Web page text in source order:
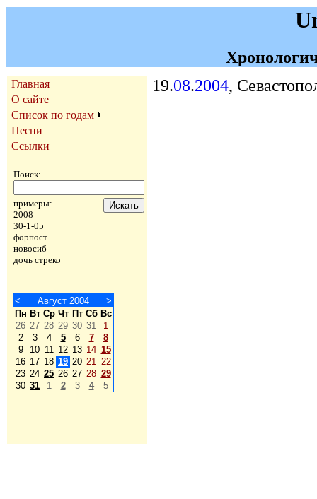
Главная
О сайте
Список по годам
Песни
Ссылки
Поиск:
примеры:
2008
30-1-05
форпост
новосиб
дочь стреко
< Август 2004
>
Пн Вт Ср Чт Пт Сб Вс
26 27 28 29 30 31
1
2
3 4 5 6 7
8
9
10 11 12 13 14 15
16 17 18 19 20 21 22
23 24 25 26 27 28 29
30 31 1 2 3 4 5
19.08.2004,